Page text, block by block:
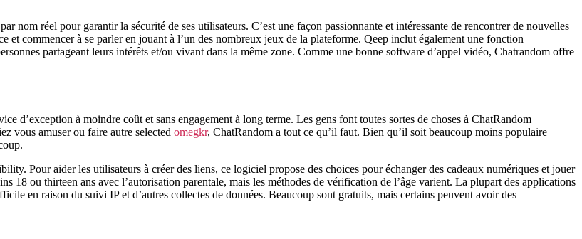
réel pour garantir la sécurité de ses utilisateurs. C’est une façon passionnante et intéressante de rencontrer de nouvelles
et commencer à se parler en jouant à l’un des nombreux jeux de la plateforme. Qeep inclut également une fonction
partageant leurs intérêts et/ou vivant dans la même zone. Comme une bonne software d’appel vidéo, Chatrandom offre
d’exception à moindre coût et sans engagement à long terme. Les gens font toutes sortes de choses à ChatRandom
vous amuser ou faire autre selected omegkr, ChatRandom a tout ce qu’il faut. Bien qu’il soit beaucoup moins populaire
Pour aider les utilisateurs à créer des liens, ce logiciel propose des choices pour échanger des cadeaux numériques et jouer
18 ou thirteen ans avec l’autorisation parentale, mais les méthodes de vérification de l’âge varient. La plupart des applications
en raison du suivi IP et d’autres collectes de données. Beaucoup sont gratuits, mais certains peuvent avoir des